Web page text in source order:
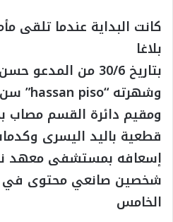
كانت البداية عندما تلقى
بلاغا
بتاريخ 30/6 من
ومقيم دائرة القسم مصاب
قطعية باليد اليسرى
إسعافه بمستشفى معهد
شخصين صانعي محتوى في
الخامس